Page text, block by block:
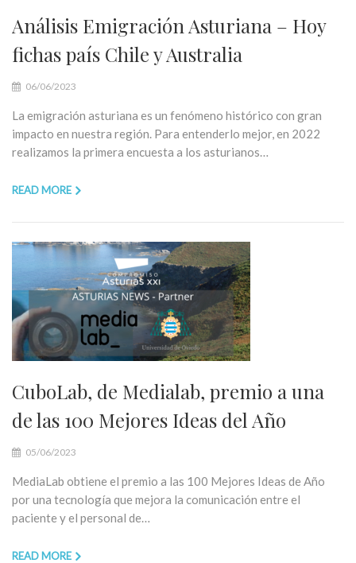
Análisis Emigración Asturiana – Hoy
fichas país Chile y Australia
06/06/2023
La emigración asturiana es un fenómeno histórico con gran
impacto en nuestra región. Para entenderlo mejor, en 2022
realizamos la primera encuesta a los asturianos…
READ MORE
CuboLab, de Medialab, premio a una
de las 100 Mejores Ideas del Año
05/06/2023
MediaLab obtiene el premio a las 100 Mejores Ideas de Año
por una tecnología que mejora la comunicación entre el
paciente y el personal de…
READ MORE